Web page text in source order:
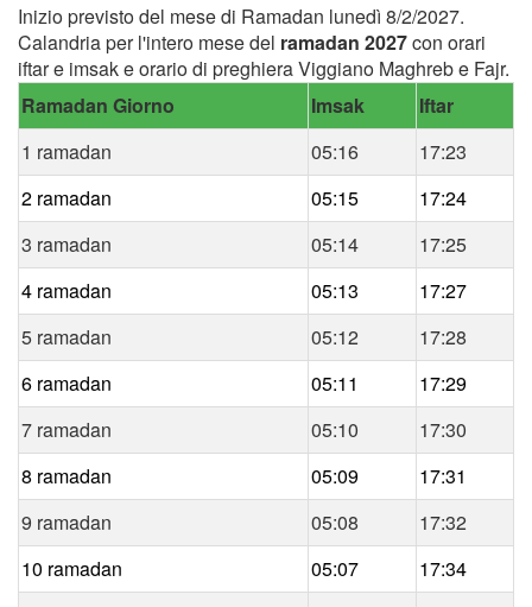
Inizio previsto del mese di Ramadan lunedì 8/2/2027.
Calandria per l'intero mese del ramadan 2027con orari
iftar e imsak e orario di preghiera Viggiano Maghreb e Fajr.
Ramadan Giorno
Imsak
Iftar
1 ramadan
05:16
17:23
2 ramadan
05:15
17:24
3 ramadan
05:14
17:25
4 ramadan
05:13
17:27
5 ramadan
05:12
17:28
6 ramadan
05:11
17:29
7 ramadan
05:10
17:30
8 ramadan
05:09
17:31
9 ramadan
05:08
17:32
10 ramadan
05:07
17:34